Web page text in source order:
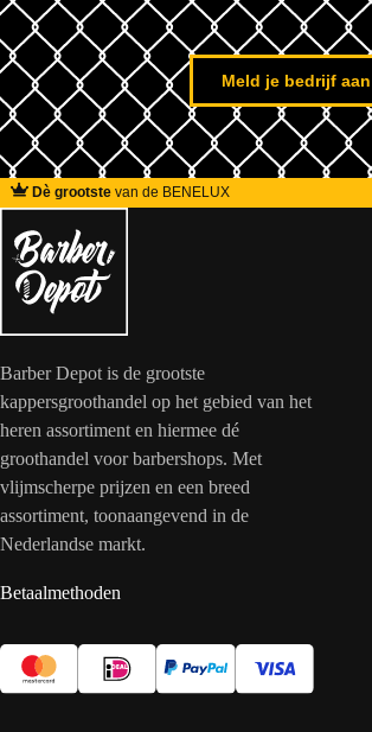
Meld je bedrijf aan
Dè grootste van de BENELUX
Barber Depot is de grootste
kappersgroothandel op het gebied van het
heren assortiment en hiermee dé
groothandel voor barbershops. Met
vlijmscherpe prijzen en een breed
assortiment, toonaangevend in de
Nederlandse markt.
Betaalmethoden